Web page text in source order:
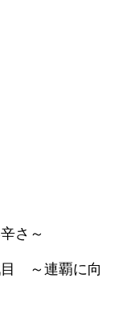
さ～
～連覇に向